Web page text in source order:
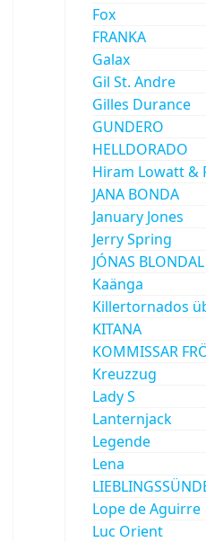
Fox
FRANKA
Galax
Gil St. Andre
Gilles Durance
GUNDERO
HELLDORADO
Hiram Lowatt &
JANA BONDA
January Jones
Jerry Spring
JÓNAS BLONDAL
Kaänga
Killertornados
KITANA
KOMMISSAR
Kreuzzug
Lady S
Lanternjack
Legende
Lena
Lope de Aguirre
Luc Orient